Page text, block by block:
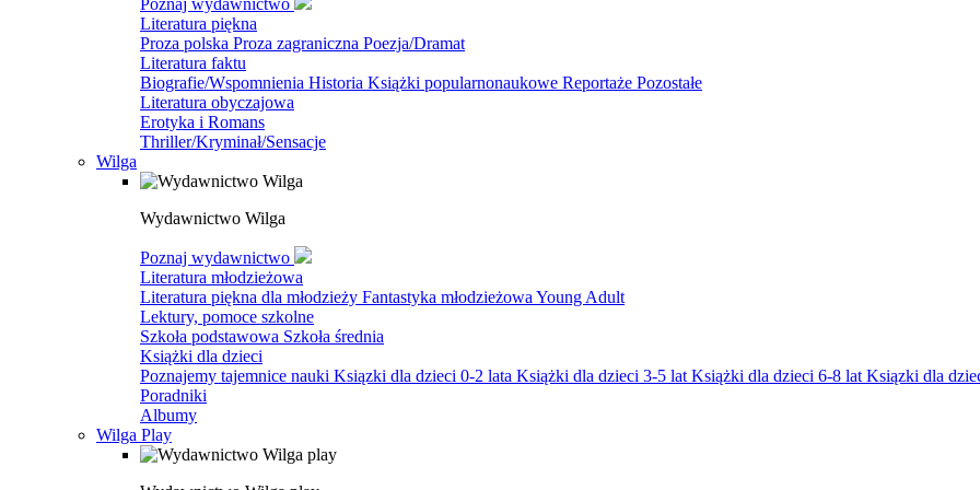
Poznaj wydawnictwo
Literatura piękna
Proza polska Proza zagraniczna Poezja/Dramat
Literatura faktu
Biografie/Wspomnienia Historia Książki popularnonaukowe Reportaże Pozostałe
Literatura obyczajowa
Erotyka i Romans
Thriller/Kryminał/Sensacje
Wilga
Wydawnictwo Wilga
Poznaj wydawnictwo
Literatura młodzieżowa
Literatura piękna dla młodzieży Fantastyka młodzieżowa Young Adult
Lektury, pomoce szkolne
Szkoła podstawowa Szkoła średnia
Książki dla dzieci
Poznajemy tajemnice nauki Ksiązki dla dzieci 0-2 lata Książki dla dzieci 3-5 lat Książki dla dzieci 6-8 lat Ksiązki dla
Poradniki
Albumy
Wilga Play